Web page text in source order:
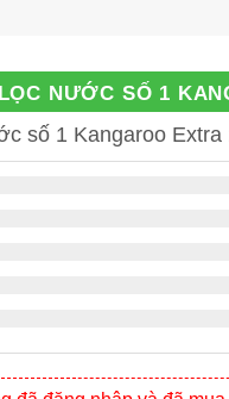
NƯỚC SỐ 1
số 1 Kangaroo Extra